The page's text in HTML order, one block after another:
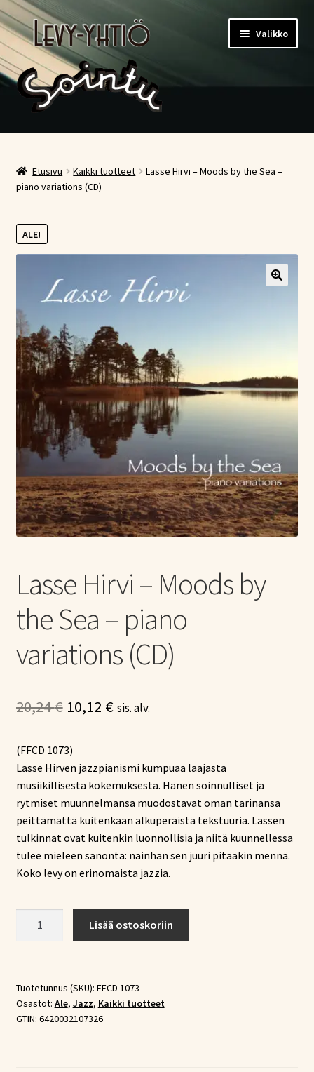
Siirry
navigointiin
Siirry
sisältöön
Valikko
Etusivu
Kauppa
Kassa
Oma tili
Tietoa meistä
Konserttiliput
tason
valikko
Etusivu Kaikki tuotteet
Lasse Hirvi – Moods by the Sea –
piano variations (CD)
ALE!
Lasse Hirvi – Moods by
the Sea – piano
variations (CD)
20,24€ Alkuperäinen
oli:
20,24 €.
10,12 €Nykyinen
10,12 €.
sis. alv.
(FFCD 1073)
Lasse Hirven jazzpianismi kumpuaa laajasta
musiikillisesta kokemuksesta. Hänen soinnulliset ja
rytmiset muunnelmansa muodostavat oman tarinansa
peittämättä kuitenkaan alkuperäistä tekstuuria. Lassen
tulkinnat ovat kuitenkin luonnollisia ja niitä kuunnellessa
tulee mieleen sanonta: näinhän sen juuri pitääkin mennä.
Koko levy on erinomaista jazzia.
by
the
Sea
Lisää ostoskoriin
Tuotetunnus (SKU): FFCD 1073
Osastot: Ale, Jazz, Kaikki tuotteet
GTIN: 6420032107326